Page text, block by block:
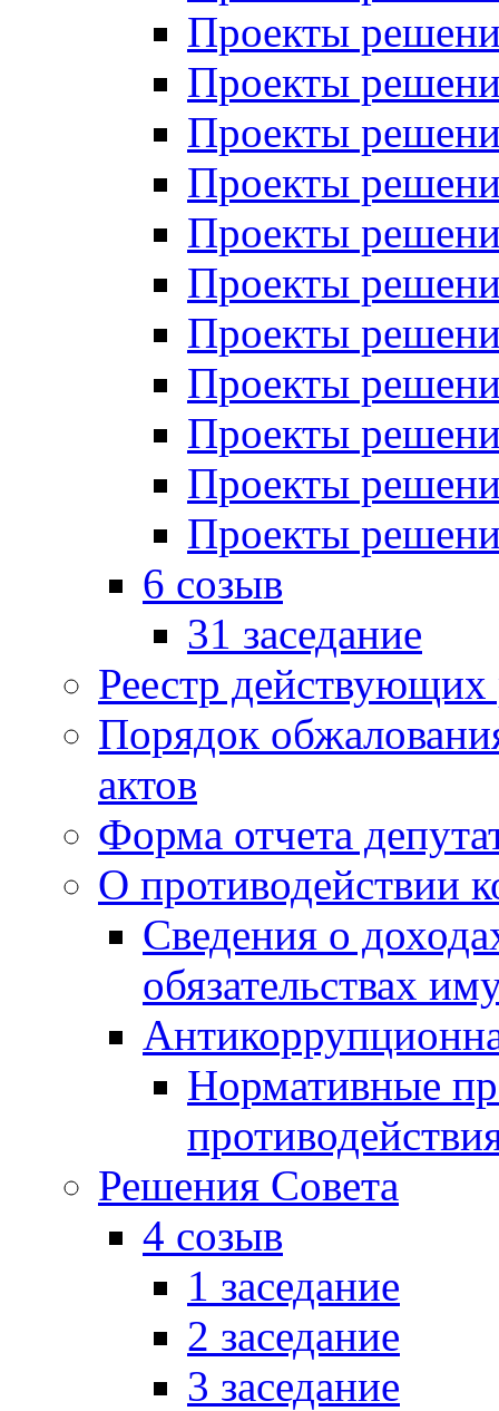
Проекты
Проекты
Проекты
Проекты
Проекты
Проекты
Проекты
Проекты
Проекты
Проекты
Проекты
6 созыв
31 заседание
Реестр
Порядок
актов
Форма отчета
О противодействии
Сведения о
обязательствах
Нормативные
Решения Совета
4 созыв
1 заседание
2 заседание
3 заседание